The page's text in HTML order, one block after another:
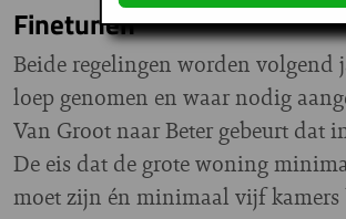
Finetunen
Beide regelingen worden volgend
loep genomen en waar nodig
Van Groot naar Beter gebeurt dat
De eis dat de grote woning
moet zijn én minimaal vijf kamers